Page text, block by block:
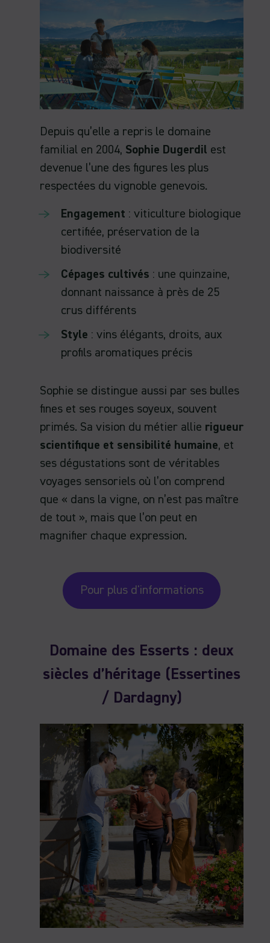
Depuis qu’elle a repris le domaine
familial en 2004, Sophie Dugerdil est
devenue l’une des figures les plus
respectées du vignoble genevois.
Engagement : viticulture biologique
certifiée, préservation de la
biodiversité
Cépages cultivés : une quinzaine,
donnant naissance à près de 25
crus différents
Style : vins élégants, droits, aux
profils aromatiques précis
Sophie se distingue aussi par ses bulles
fines et ses rouges soyeux, souvent
primés. Sa vision du métier allie rigueur
scientifique et sensibilité humaine, et
ses dégustations sont de véritables
voyages sensoriels où l’on comprend
que « dans la vigne, on n’est pas maître
de tout », mais que l’on peut en
magnifier chaque expression.
Pour plus d'informations
Domaine des Esserts : deux
siècles d’héritage (Essertines
/ Dardagny)